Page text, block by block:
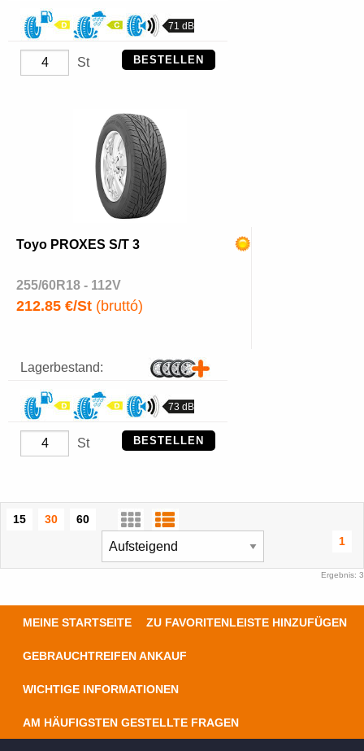
71 dB
St BESTELLEN
Toyo PROXES S/T 3
255/60R18 - 112V
212.85 €/St (bruttó)
Lagerbestand:
73 dB
St BESTELLEN
15 30
60
1
Ergebnis: 3
MEINE STARTSEITE ZU FAVORITENLEISTE HINZUFÜGEN
GEBRAUCHTREIFEN ANKAUF
WICHTIGE INFORMATIONEN
AM HÄUFIGSTEN GESTELLTE FRAGEN